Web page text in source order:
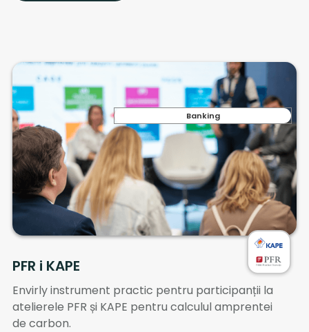
Banking
PFR i KAPE
Envirly instrument practic pentru participanții la
atelierele PFR și KAPE pentru calculul amprentei
de carbon.